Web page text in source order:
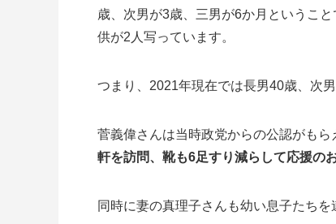
歳、次男が3歳、三男が6か月というこ
供が2人写っています。
つまり、 2021年現在では長男40歳、次
菅義偉さんは当時政党からの公認がもら
軒を訪問、靴も6足すり減らして応援の
同時に妻の真理子さんも幼い息子たち